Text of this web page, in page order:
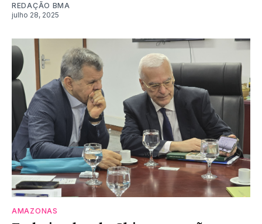
REDAÇÃO BMA
julho 28, 2025
AMAZONAS